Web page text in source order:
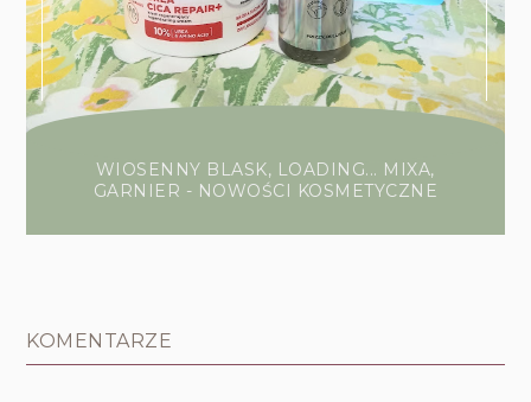
WIOSENNY BLASK, LOADING... MIXA,
GARNIER - NOWOŚCI KOSMETYCZNE
KOMENTARZE